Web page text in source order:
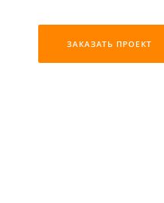
ЗАКАЗАТЬ ПРОЕКТ